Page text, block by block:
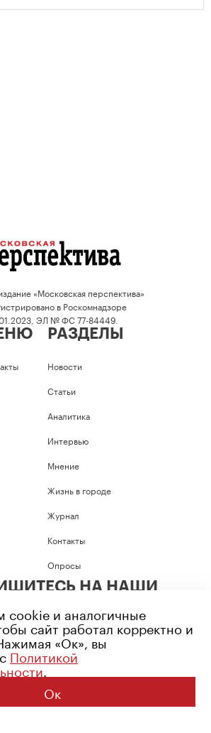
«Московская перспектива»
в Роскомнадзоре
ЭЛ № ФС 77-84449.
РАЗДЕЛЫ
Новости
Статьи
Аналитика
Интервью
Мнение
Жизнь в городе
Журнал
Контакты
Опросы
НА НАШИ
ограничение: 16+
конфиденциальности
© 2026 Все права защищены
cookie и аналогичные
сайт работал корректно и
«Ок», вы
Политикой
.
Ок